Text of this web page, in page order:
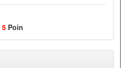
5 Poin